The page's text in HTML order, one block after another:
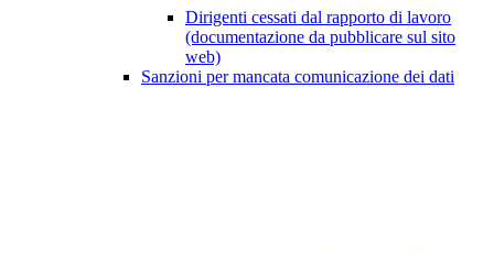
Dirigenti cessati dal rapporto di lavoro
(documentazione da pubblicare sul sito
web)
Sanzioni per mancata comunicazione dei dati